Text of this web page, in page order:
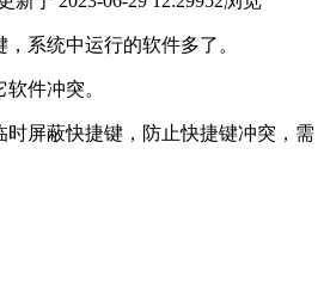
系统中运行的软件多了。
件冲突。
时屏蔽快捷键，防止快捷键冲突，需